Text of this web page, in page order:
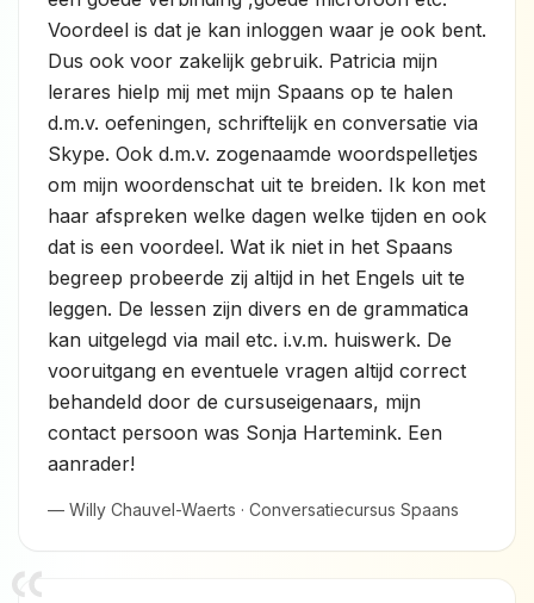
Voordeel is dat je kan inloggen waar je ook bent.
Dus ook voor zakelijk gebruik. Patricia mijn
lerares hielp mij met mijn Spaans op te halen
d.m.v. oefeningen, schriftelijk en conversatie via
Skype. Ook d.m.v. zogenaamde woordspelletjes
om mijn woordenschat uit te breiden. Ik kon met
haar afspreken welke dagen welke tijden en ook
dat is een voordeel. Wat ik niet in het Spaans
begreep probeerde zij altijd in het Engels uit te
leggen. De lessen zijn divers en de grammatica
kan uitgelegd via mail etc. i.v.m. huiswerk. De
vooruitgang en eventuele vragen altijd correct
behandeld door de cursuseigenaars, mijn
contact persoon was Sonja Hartemink. Een
aanrader!
— Willy Chauvel-Waerts · Conversatiecursus Spaans